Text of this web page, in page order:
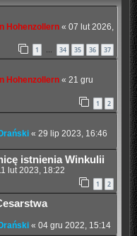
Hohenzollern« 07 lut 2026,
1 … 34 35 36 37
Hohenzollern« 21 gru
1 2
« 29 lip 2023, 16:46
istnienia Winkulii
lut 2023, 18:22
1 2
« 04 gru 2022, 15:14